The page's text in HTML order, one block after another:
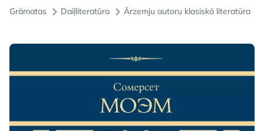
Grāmatas Daiļliteratūra Ārzemju autoru klasiskā literatūra